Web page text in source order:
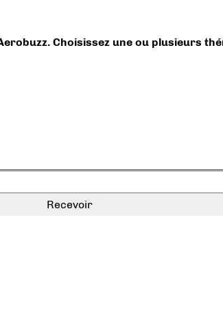
Choisissez une ou plusieurs